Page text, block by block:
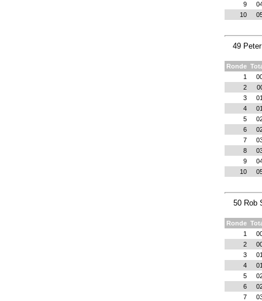
9
10
49
Ronde
1
2
3
4
5
6
7
8
9
10
50 Rob
Ronde
1
2
3
4
5
6
7